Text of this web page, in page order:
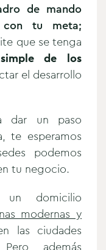
de mando
con tu meta;
que se tenga
de los
el desarrollo
dar un paso
te esperamos
podemos
tu negocio.
un domicilio
modernas y
las ciudades
además